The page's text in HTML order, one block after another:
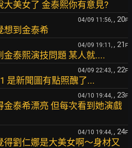
大美女了 金泰熙你有意見?
04/09 11:56, , 20F
想到金泰希
04/09 19:11, , 21 F
金泰熙演技問題 某人就....
04/09 22:43, , 22F
是新聞圖有點照醜了...
04/10 19:44, , 23F
金泰希漂亮 但每次看到她演戲
04/10 19:44, , 24F
得劉仁娜是大美女啊～身材又